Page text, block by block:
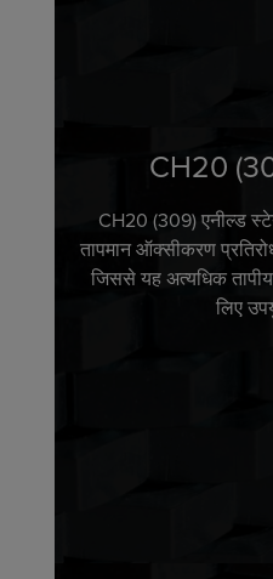
CH20
CH20 (309) एनील्ड
तापमान ऑक्सीकरण
जिससे यह अत्यधिक
लिए